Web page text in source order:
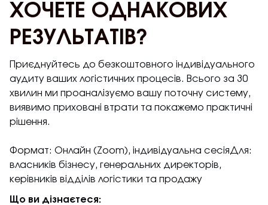
ХОЧЕТЕ ОДНАКОВИХ
РЕЗУЛЬТАТІВ?
Приєднуйтесь до безкоштовного індивідуального
аудиту ваших логістичних процесів. Всього за 30
хвилин ми проаналізуємо вашу поточну систему,
виявимо приховані втрати та покажемо практичні
рішення.
Формат: Онлайн (Zoom), індивідуальна сесіяДля:
власників бізнесу, генеральних директорів,
керівників відділів логістики та продажу
Що ви дізнаєтеся: